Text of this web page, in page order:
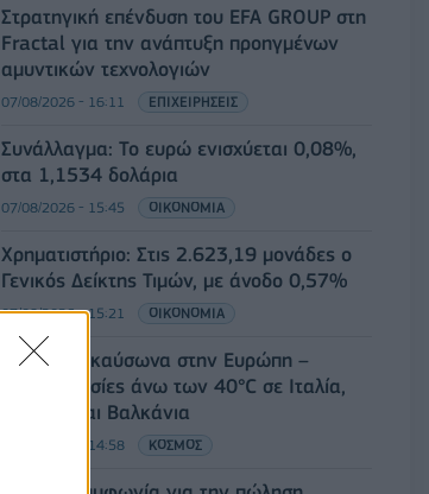
Στρατηγική επένδυση του EFA GROUP στη
Fractal για την ανάπτυξη προηγμένων
αμυντικών τεχνολογιών
07/08/2026 - 16:11 ΕΠΙΧΕΙΡΗΣΕΙΣ
Συνάλλαγμα: Το ευρώ ενισχύεται 0,08%,
στα 1,1534 δολάρια
07/08/2026 - 15:45 ΟΙΚΟΝΟΜΙΑ
Χρηματιστήριο: Στις 2.623,19 μονάδες ο
Γενικός Δείκτης Τιμών, με άνοδο 0,57%
07/08/2026 - 15:21 ΟΙΚΟΝΟΜΙΑ
Νέο κύμα καύσωνα στην Ευρώπη –
Θερμοκρασίες άνω των 40°C σε Ιταλία,
Ισπανία και Βαλκάνια
07/08/2026 - 14:58 ΚΟΣΜΟΣ